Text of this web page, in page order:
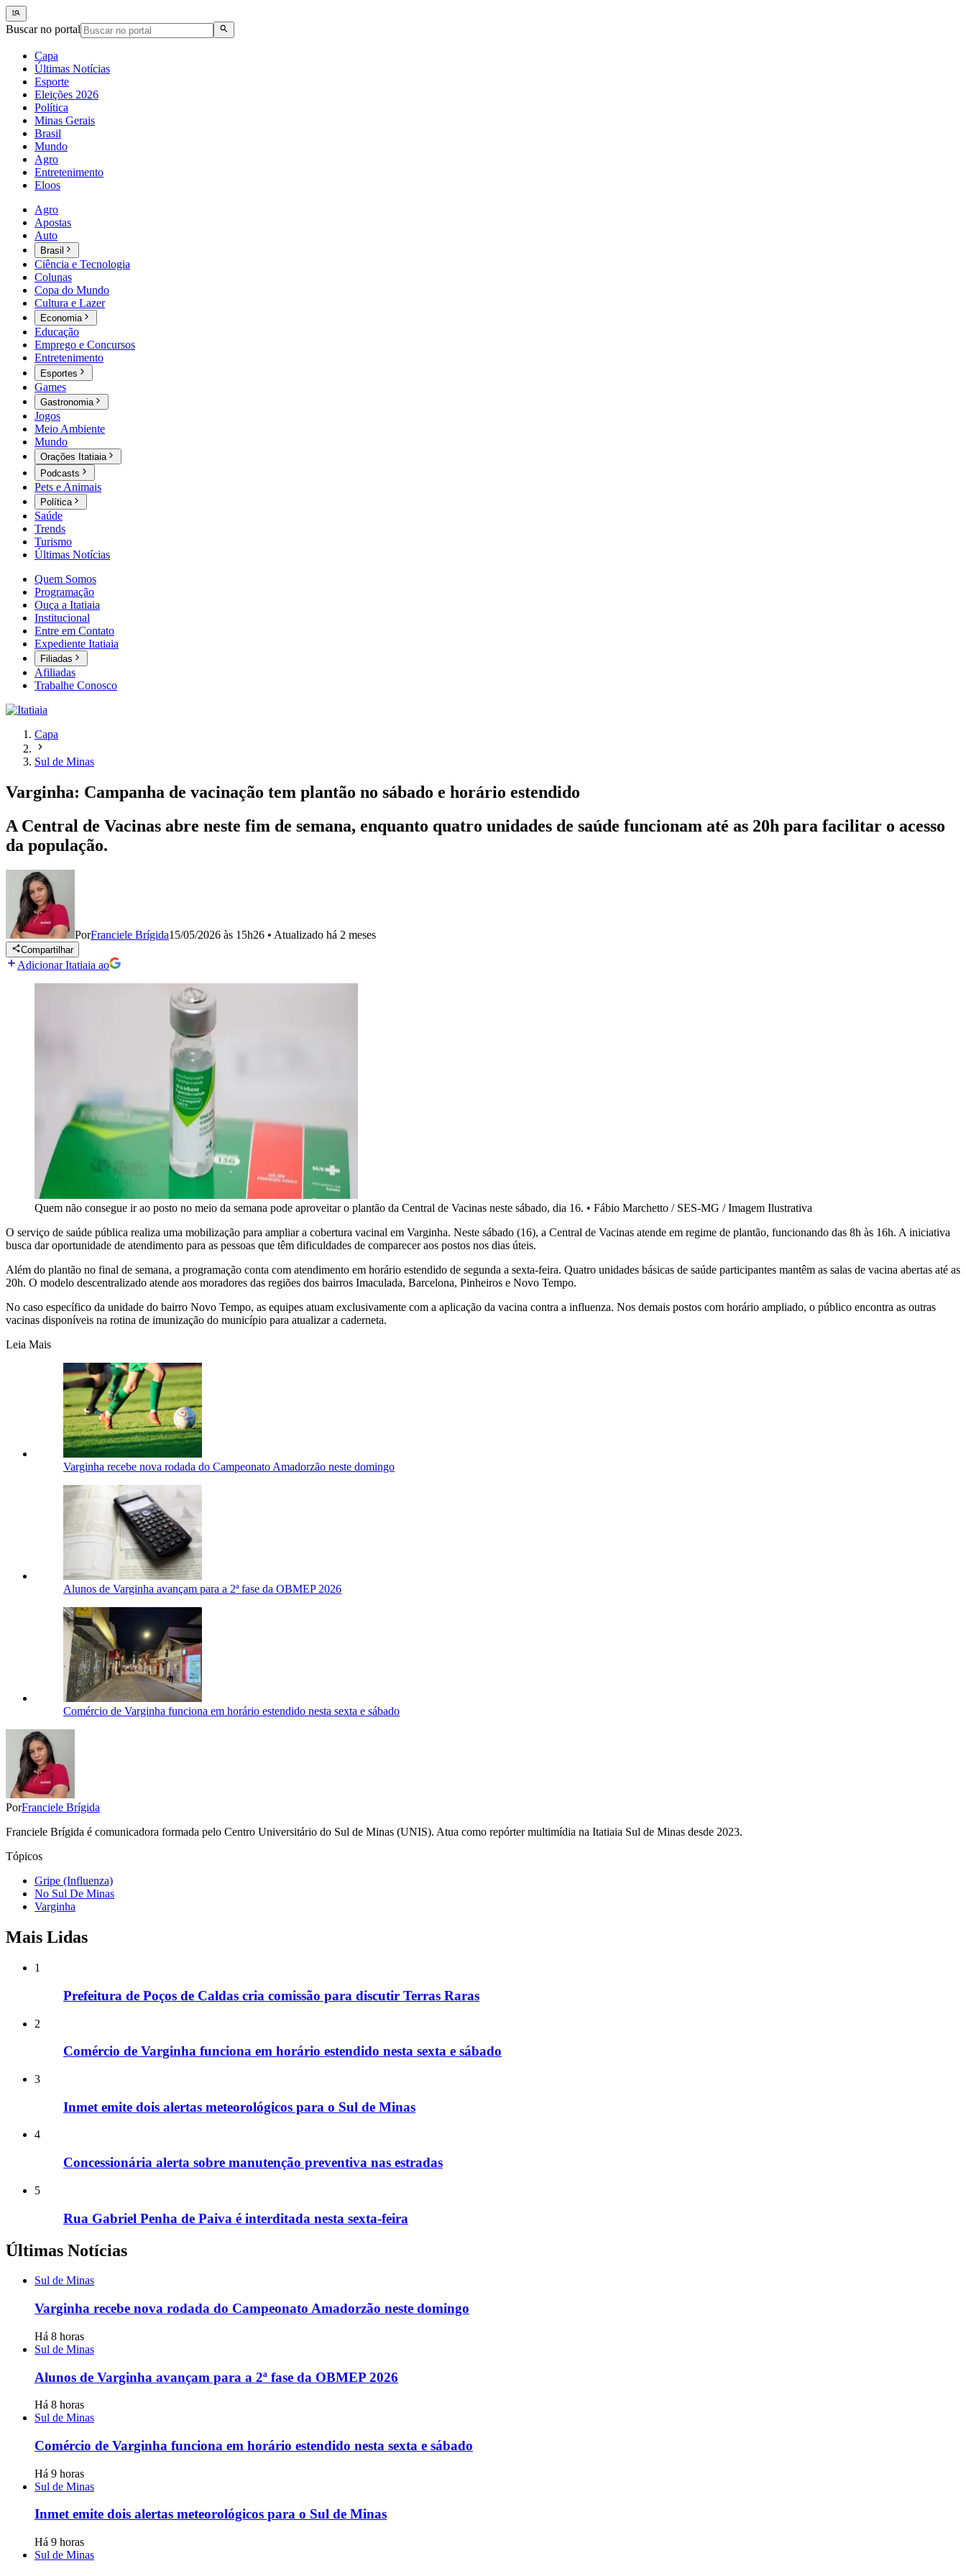
Buscar no portal
Capa
Últimas Notícias
Esporte
Eleições 2026
Política
Minas Gerais
Brasil
Mundo
Agro
Entretenimento
Eloos
Agro
Apostas
Auto
Brasil
Ciência e Tecnologia
Colunas
Copa do Mundo
Cultura e Lazer
Economia
Educação
Emprego e Concursos
Entretenimento
Esportes
Games
Gastronomia
Jogos
Meio Ambiente
Mundo
Orações Itatiaia
Podcasts
Pets e Animais
Política
Saúde
Trends
Turismo
Últimas Notícias
Quem Somos
Programação
Ouça a Itatiaia
Institucional
Entre em Contato
Expediente Itatiaia
Filiadas
Afiliadas
Trabalhe Conosco
Capa
Sul de Minas
Varginha: Campanha de vacinação tem plantão no sábado e horário estendido
A Central de Vacinas abre neste fim de semana, enquanto quatro unidades de saúde funcionam até as 20h para facilitar o acesso
da população.
PorFranciele Brígida15/05/2026 às 15h26 • Atualizado há 2 meses
Compartilhar
Adicionar Itatiaia ao
Quem não consegue ir ao posto no meio da semana pode aproveitar o plantão da Central de Vacinas neste sábado, dia 16. • Fábio Marchetto / SES-MG / Imagem Ilustrativa
O serviço de saúde pública realiza uma mobilização para ampliar a cobertura vacinal em Varginha. Neste sábado (16), a Central de Vacinas atende em regime de plantão, funcionando das 8h às 16h. A iniciativa
busca dar oportunidade de atendimento para as pessoas que têm dificuldades de comparecer aos postos nos dias úteis.
Além do plantão no final de semana, a programação conta com atendimento em horário estendido de segunda a sexta-feira. Quatro unidades básicas de saúde participantes mantêm as salas de vacina abertas até as
20h. O modelo descentralizado atende aos moradores das regiões dos bairros Imaculada, Barcelona, Pinheiros e Novo Tempo.
No caso específico da unidade do bairro Novo Tempo, as equipes atuam exclusivamente com a aplicação da vacina contra a influenza. Nos demais postos com horário ampliado, o público encontra as outras
vacinas disponíveis na rotina de imunização do município para atualizar a caderneta.
Leia Mais
Varginha recebe nova rodada do Campeonato Amadorzão neste domingo
Alunos de Varginha avançam para a 2ª fase da OBMEP 2026
Comércio de Varginha funciona em horário estendido nesta sexta e sábado
PorFranciele Brígida
Franciele Brígida é comunicadora formada pelo Centro Universitário do Sul de Minas (UNIS). Atua como repórter multimídia na Itatiaia Sul de Minas desde 2023.
Tópicos
Gripe (Influenza)
No Sul De Minas
Varginha
Mais Lidas
1
Prefeitura de Poços de Caldas cria comissão para discutir Terras Raras
2
Comércio de Varginha funciona em horário estendido nesta sexta e sábado
3
Inmet emite dois alertas meteorológicos para o Sul de Minas
4
Concessionária alerta sobre manutenção preventiva nas estradas
5
Rua Gabriel Penha de Paiva é interditada nesta sexta-feira
Últimas Notícias
Sul de Minas
Varginha recebe nova rodada do Campeonato Amadorzão neste domingo
Há 8 horas
Sul de Minas
Alunos de Varginha avançam para a 2ª fase da OBMEP 2026
Há 8 horas
Sul de Minas
Comércio de Varginha funciona em horário estendido nesta sexta e sábado
Há 9 horas
Sul de Minas
Inmet emite dois alertas meteorológicos para o Sul de Minas
Há 9 horas
Sul de Minas